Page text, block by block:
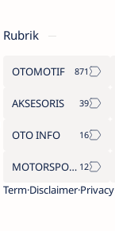
Rubrik
OTOMOTIF
AKSESORIS
OTO INFO
MOTORSPORT
TermDisclaimerPrivacy